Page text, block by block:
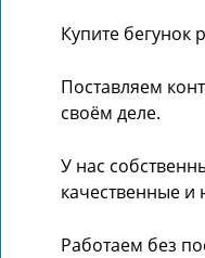
Купите бегунок
Поставляем
своём деле.
У нас
качественные и
Работаем без